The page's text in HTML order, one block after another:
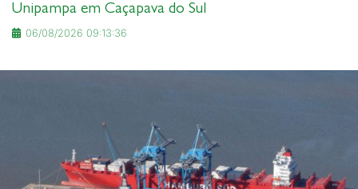
Unipampa em Caçapava do Sul
06/08/2026 09:13:36